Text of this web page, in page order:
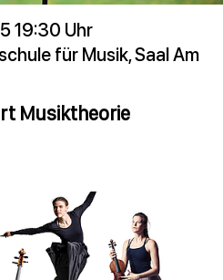
19:30 Uhr
für Musik, Saal Am
Musiktheorie